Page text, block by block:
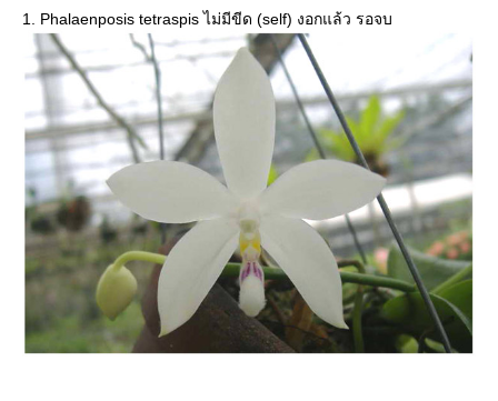
1. Phalaenposis tetraspis ไม่มีขีด (self) งอกแล้ว รอจบ